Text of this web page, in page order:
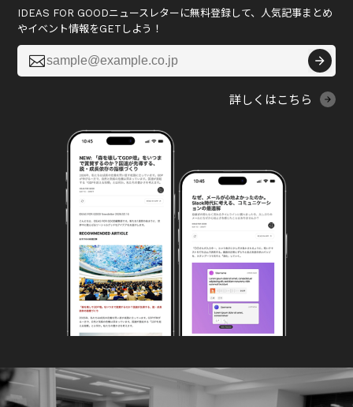
IDEAS FOR GOODニュースレターに無料登録して、人気記事まとめ
やイベント情報をGETしよう！

詳しくはこちら